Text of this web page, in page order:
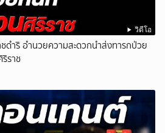
วิดีโอ
ชดำริ อำนวยความสะดวกนำส่งทารกป่วย
ราช